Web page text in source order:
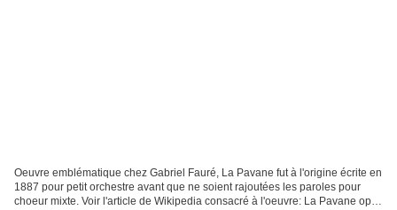
Oeuvre emblématique chez Gabriel Fauré, La Pavane fut à l'origine écrite en
1887 pour petit orchestre avant que ne soient rajoutées les paroles pour
choeur mixte. Voir l'article de Wikipedia consacré à l'oeuvre: La Pavane op.